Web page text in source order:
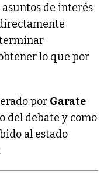
de interés
terminar
lo que por
por Garate
del debate y como
al estado
.